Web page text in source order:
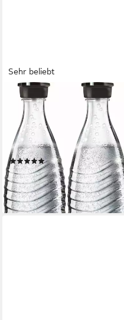
Sehr beliebt
SODASTREAM
Wassersprudler Flasche, (Set,
2-tlg), passend für die
SodaStream Modelle Crystal
und Penguin
(1181)
ab 16,36 € UVP34,99 €
-53%
lieferbar - in 1-2 Werktagen bei dir